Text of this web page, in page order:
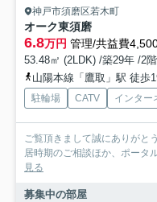
神戸市須磨区若木町
オーク東須磨
6.8万円 管理/共益費
53.48㎡ (2LDK) /築29年 /2
山陽本線「鷹取」駅 徒歩
駐輪場 CATV インター
ご覧頂きまして誠にありがと
居時期のご相談ほか、ポータ
見る
募集中の部屋